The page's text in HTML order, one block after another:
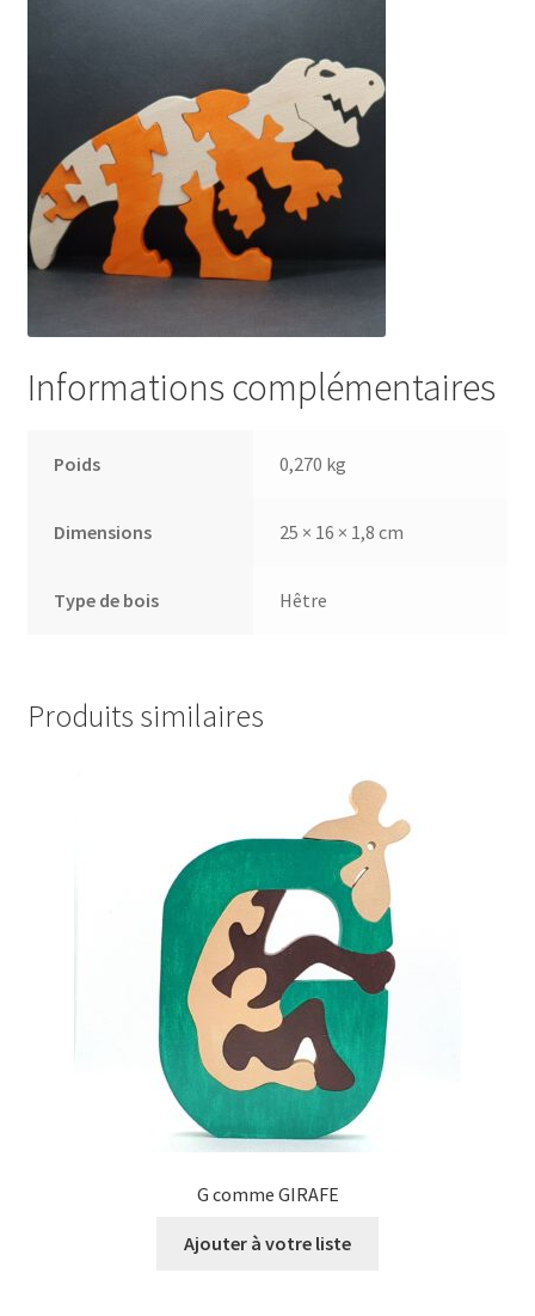
Informations complémentaires
Poids 0,270 kg
Dimensions 25 × 16 × 1,8 cm
Type de bois Hêtre
Produits similaires
G comme GIRAFE
Ajouter à votre liste